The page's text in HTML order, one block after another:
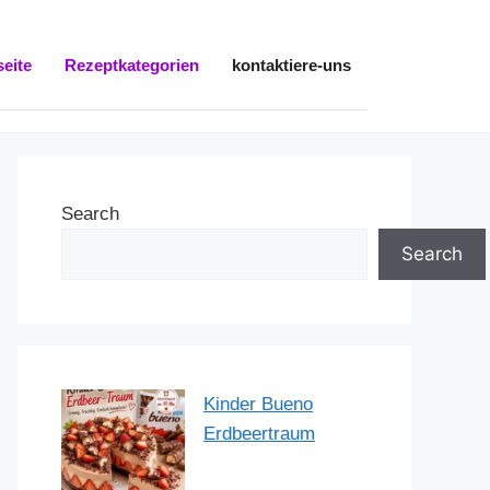
Rezeptkategorien kontaktiere-uns
Search
Search
Kinder Bueno
Erdbeertraum